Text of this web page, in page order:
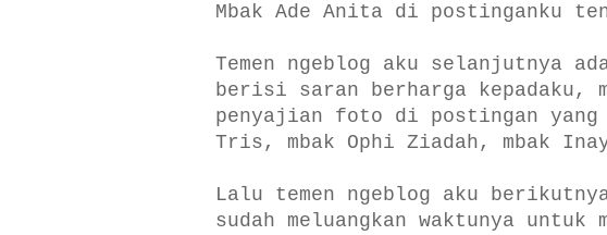
Mbak Ade Anita di postinganku
Temen ngeblog aku selanjutnya
berisi saran berharga kepadaku,
penyajian foto di postingan yang
Tris, mbak Ophi Ziadah, mbak
Lalu temen ngeblog aku
sudah meluangkan waktunya untuk